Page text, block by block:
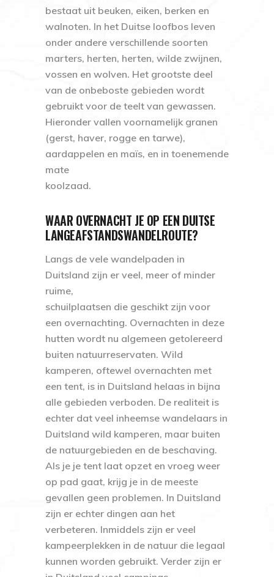
bestaat uit beuken, eiken, berken en
walnoten. In het Duitse loofbos leven
onder andere verschillende soorten
marters, herten, herten, wilde zwijnen,
vossen en wolven. Het grootste deel
van de onbeboste gebieden wordt
gebruikt voor de teelt van gewassen.
Hieronder vallen voornamelijk granen
(gerst, haver, rogge en tarwe),
aardappelen en maïs, en in toenemende
mate
koolzaad.
WAAR OVERNACHT JE OP EEN DUITSE
LANGEAFSTANDSWANDELROUTE?
Langs de vele wandelpaden in
Duitsland zijn er veel, meer of minder
ruime,
schuilplaatsen die geschikt zijn voor
een overnachting. Overnachten in deze
hutten wordt nu algemeen getolereerd
buiten natuurreservaten. Wild
kamperen, oftewel overnachten met
een tent, is in Duitsland helaas in bijna
alle gebieden verboden. De realiteit is
echter dat veel inheemse wandelaars in
Duitsland wild kamperen, maar buiten
de natuurgebieden en de beschaving.
Als je je tent laat opzet en vroeg weer
op pad gaat, krijg je in de meeste
gevallen geen problemen. In Duitsland
zijn er echter dingen aan het
verbeteren. Inmiddels zijn er veel
kampeerplekken in de natuur die legaal
kunnen worden gebruikt. Verder zijn er